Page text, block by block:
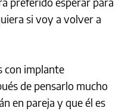
si voy a volver a
con implante
de pensarlo mucho
en pareja y que él es